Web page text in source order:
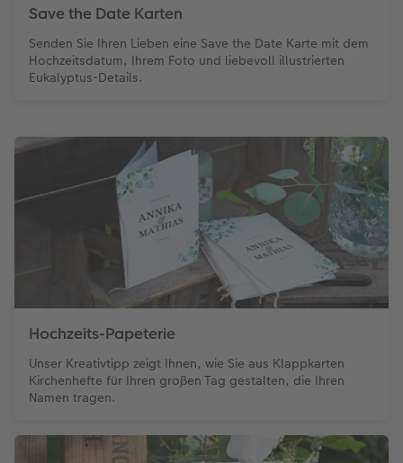
Save the Date Karten
Senden Sie Ihren Lieben eine Save the Date Karte mit dem
Hochzeitsdatum, Ihrem Foto und liebevoll illustrierten
Eukalyptus-Details.
Hochzeits-Papeterie
Unser Kreativtipp zeigt Ihnen, wie Sie aus Klappkarten
Kirchenhefte für Ihren großen Tag gestalten, die Ihren
Namen tragen.